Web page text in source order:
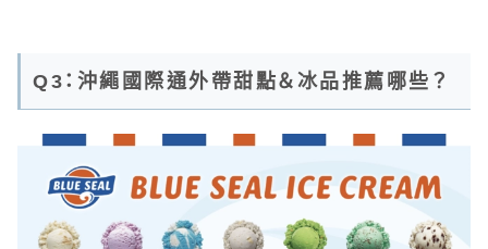
Q3：沖繩國際通外帶甜點＆冰品推薦哪些？